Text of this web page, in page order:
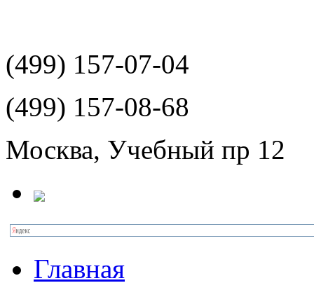
(499) 157-07-04
(499) 157-08-68
Москва, Учебный пр 12
Главная